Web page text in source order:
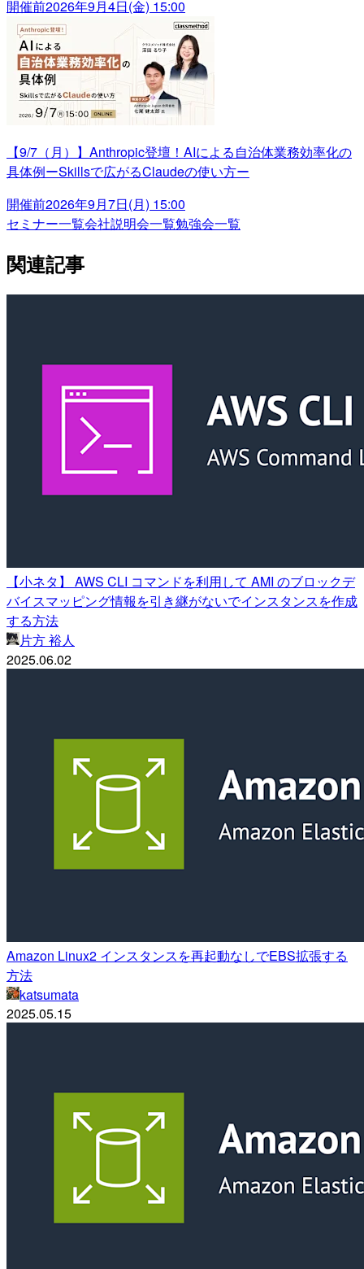
開催前2026年9月4日(金) 15:00
【9/7（月）】Anthropic登壇！AIによる自治体業務効率化の
具体例ーSkillsで広がるClaudeの使い方ー
開催前2026年9月7日(月) 15:00
セミナー一覧会社説明会一覧勉強会一覧
関連記事
【小ネタ】 AWS CLI コマンドを利用して AMI のブロックデ
バイスマッピング情報を引き継がないでインスタンスを作成
する方法
片方 裕人
2025.06.02
Amazon Linux2 インスタンスを再起動なしでEBS拡張する
方法
katsumata
2025.05.15